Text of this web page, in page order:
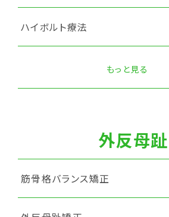
ハイボルト療法
もっと見る
外反母趾
筋骨格バランス矯正